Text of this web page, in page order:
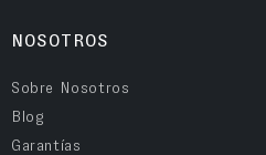
NOSOTROS
Sobre Nosotros
Blog
Garantías